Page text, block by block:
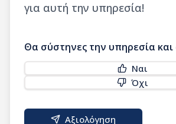
για αυτή την υπηρεσία!
Θα σύστηνες την υπηρεσία και
Ναι
Όχι
Αξιολόγηση